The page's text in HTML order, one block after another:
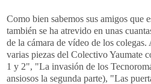
Como bien sabemos sus amigos que
también se ha atrevido en unas
de la cámara de vídeo de los
varias piezas del ColectivoYaumate
1 y 2", "La invasión de los
ansiosos la segunda parte), "Las